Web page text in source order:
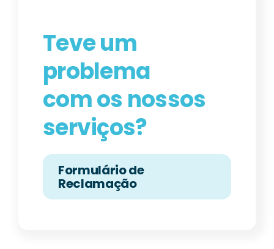
Teve um
problema
com os nossos
serviços?
Formulário de
Reclamação